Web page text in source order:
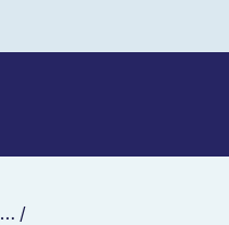
Livres électroniques /